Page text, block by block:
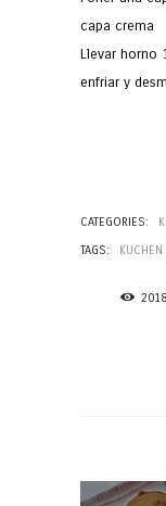
capa crema
Llevar horno
enfriar y
CATEGORIES:
TAGS:
KUCHEN